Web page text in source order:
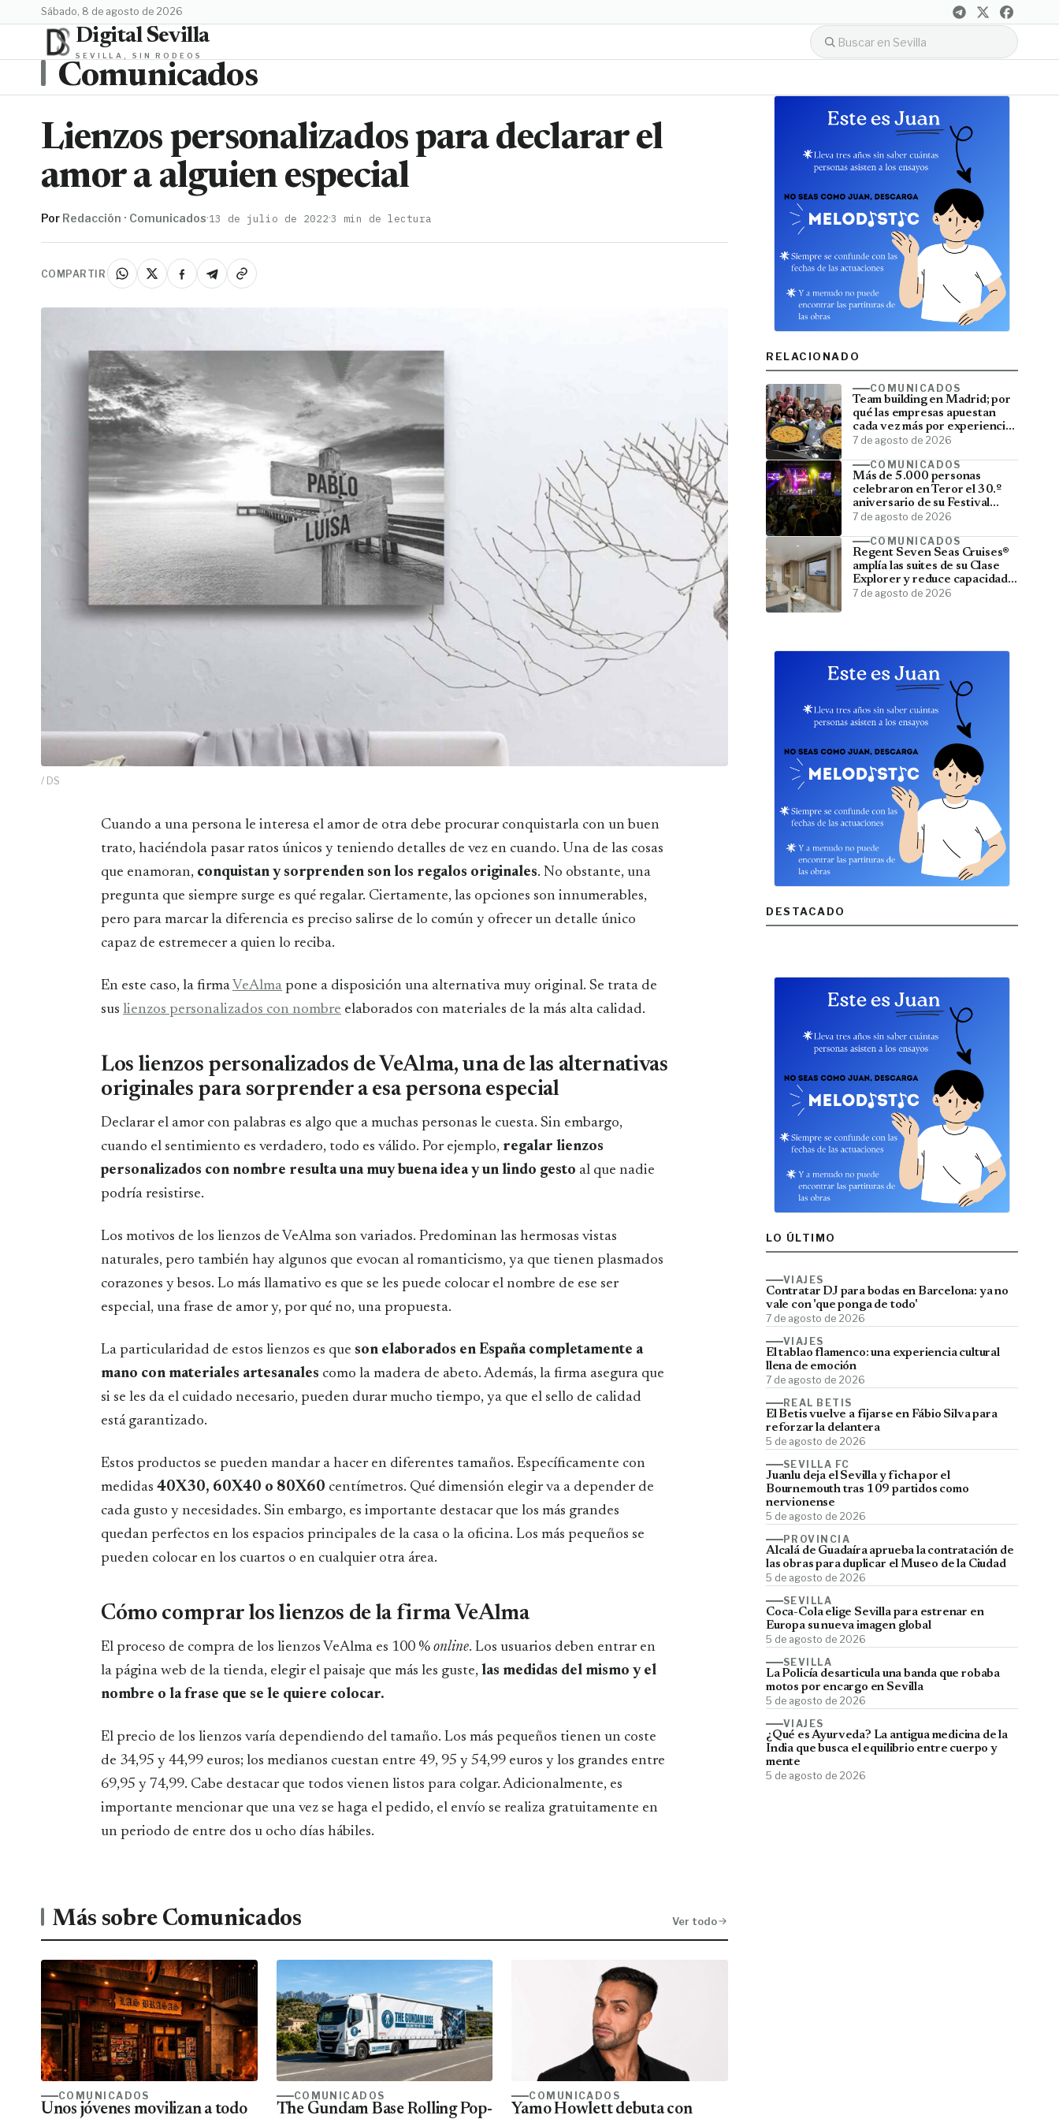
sábado, 8 de agosto de 2026
Digital Sevilla
SEVILLA, SIN RODEOS
Comunicados
Lienzos personalizados para declarar el
amor a alguien especial
Por Redacción · Comunicados·13 de julio de 2022·3 min de lectura
COMPARTIR
/ DS
Cuando a una persona le interesa el amor de otra debe procurar conquistarla con un buen
trato, haciéndola pasar ratos únicos y teniendo detalles de vez en cuando. Una de las cosas
que enamoran, conquistan y sorprenden son los regalos originales. No obstante, una
pregunta que siempre surge es qué regalar. Ciertamente, las opciones son innumerables,
pero para marcar la diferencia es preciso salirse de lo común y ofrecer un detalle único
capaz de estremecer a quien lo reciba.
En este caso, la firma VeAlma pone a disposición una alternativa muy original. Se trata de
sus lienzos personalizados con nombre elaborados con materiales de la más alta calidad.
Los lienzos personalizados de VeAlma, una de las alternativas
originales para sorprender a esa persona especial
Declarar el amor con palabras es algo que a muchas personas le cuesta. Sin embargo,
cuando el sentimiento es verdadero, todo es válido. Por ejemplo, regalar lienzos
personalizados con nombre resulta una muy buena idea y un lindo gesto al que nadie
podría resistirse.
Los motivos de los lienzos de VeAlma son variados. Predominan las hermosas vistas
naturales, pero también hay algunos que evocan al romanticismo, ya que tienen plasmados
corazones y besos. Lo más llamativo es que se les puede colocar el nombre de ese ser
especial, una frase de amor y, por qué no, una propuesta.
La particularidad de estos lienzos es que son elaborados en España completamente a
mano con materiales artesanales como la madera de abeto. Además, la firma asegura que
si se les da el cuidado necesario, pueden durar mucho tiempo, ya que el sello de calidad
está garantizado.
Estos productos se pueden mandar a hacer en diferentes tamaños. Específicamente con
medidas 40X30, 60X40 o 80X60 centímetros. Qué dimensión elegir va a depender de
cada gusto y necesidades. Sin embargo, es importante destacar que los más grandes
quedan perfectos en los espacios principales de la casa o la oficina. Los más pequeños se
pueden colocar en los cuartos o en cualquier otra área.
Cómo comprar los lienzos de la firma VeAlma
El proceso de compra de los lienzos VeAlma es 100 % online. Los usuarios deben entrar en
la página web de la tienda, elegir el paisaje que más les guste, las medidas del mismo y el
nombre o la frase que se le quiere colocar.
El precio de los lienzos varía dependiendo del tamaño. Los más pequeños tienen un coste
de 34,95 y 44,99 euros; los medianos cuestan entre 49, 95 y 54,99 euros y los grandes entre
69,95 y 74,99. Cabe destacar que todos vienen listos para colgar. Adicionalmente, es
importante mencionar que una vez se haga el pedido, el envío se realiza gratuitamente en
un periodo de entre dos u ocho días hábiles.
Más sobre Comunicados Ver todo
COMUNICADOS
Unos jóvenes movilizan a todo
COMUNICADOS
The Gundam Base Rolling Pop-
COMUNICADOS
Yamo Howlett debuta con
RELACIONADO
COMUNICADOS
Team building en Madrid; por
qué las empresas apuestan
cada vez más por experiencias
que fortalecen sus equipos
7 de agosto de 2026
COMUNICADOS
Más de 5.000 personas
celebraron en Teror el 30.º
aniversario de su Festival
Latino
7 de agosto de 2026
COMUNICADOS
Regent Seven Seas Cruises®
amplía las suites de su Clase
Explorer y reduce capacidad;
menos pasajeros, más espacio
7 de agosto de 2026
DESTACADO
LO ÚLTIMO
VIAJES
Contratar DJ para bodas en Barcelona: ya no
vale con 'que ponga de todo'
7 de agosto de 2026
VIAJES
El tablao flamenco: una experiencia cultural
llena de emoción
7 de agosto de 2026
REAL BETIS
El Betis vuelve a fijarse en Fábio Silva para
reforzar la delantera
5 de agosto de 2026
SEVILLA FC
Juanlu deja el Sevilla y ficha por el
Bournemouth tras 109 partidos como
nervionense
5 de agosto de 2026
PROVINCIA
Alcalá de Guadaíra aprueba la contratación de
las obras para duplicar el Museo de la Ciudad
5 de agosto de 2026
SEVILLA
Coca-Cola elige Sevilla para estrenar en
Europa su nueva imagen global
5 de agosto de 2026
SEVILLA
La Policía desarticula una banda que robaba
motos por encargo en Sevilla
5 de agosto de 2026
VIAJES
¿Qué es Ayurveda? La antigua medicina de la
India que busca el equilibrio entre cuerpo y
mente
5 de agosto de 2026